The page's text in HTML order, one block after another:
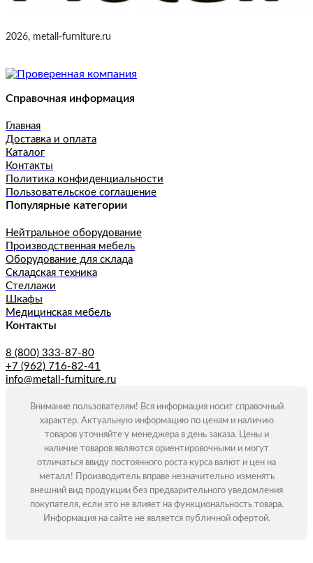
2026, metall-furniture.ru
Справочная информация
Главная
Доставка и оплата
Каталог
Контакты
Политика конфиденциальности
Пользовательское соглашение
Популярные категории
Нейтральное оборудование
Производственная мебель
Оборудование для склада
Складская техника
Стеллажи
Шкафы
Медицинская мебель
Контакты
8 (800) 333-87-80
+7 (962) 716-82-41
info@metall-furniture.ru
Внимание пользователям! Вся информация носит справочный
характер. Актуальную информацию по ценам и наличию
товаров уточняйте у менеджера в день заказа. Цены и
наличие товаров являются ориентировочными и могут
отличаться ввиду постоянного роста курса валют и цен на
металл! Производитель вправе незначительно изменять
внешний вид продукции без предварительного уведомления
покупателя, если это не влияет на функциональность товара.
Информация на сайте не является публичной офертой.